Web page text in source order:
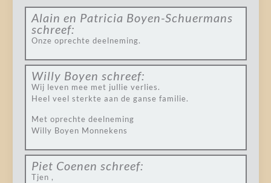
Alain en Patricia Boyen-Schuermans
schreef:
Onze oprechte deelneming.
Willy Boyen schreef:
Wij leven mee met jullie verlies.
Heel veel sterkte aan de ganse familie.
Met oprechte deelneming
Willy Boyen Monnekens
Piet Coenen schreef:
Tjen ,